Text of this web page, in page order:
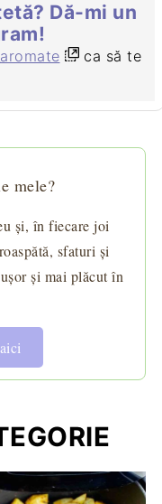
Dă-mi un
ca să te
mele?
și, în fiecare joi
sfaturi și
și mai plăcut în